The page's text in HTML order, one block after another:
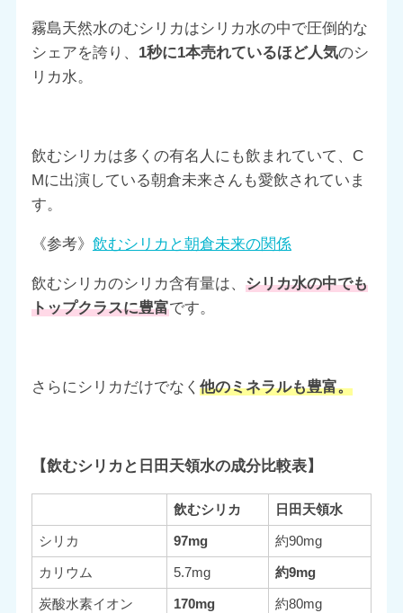
霧島天然水のむシリカはシリカ水の中で圧倒的な
シェアを誇り、 1秒に1本売れているほど人気のシ
リカ水。
飲むシリカは多くの有名人にも飲まれていて、C
Mに出演している朝倉未来さんも愛飲されていま
す。
《参考》 飲むシリカと朝倉未来の関係
飲むシリカのシリカ含有量は、 シリカ水の中でも
トップクラスに豊富です。
さらにシリカだけでなく 他のミネラルも豊富。
【飲むシリカと日田天領水の成分比較表】
飲むシリカ 日田天領水
シリカ 97mg 約90mg
カリウム 5.7mg 約9mg
炭酸水素イオン 170mg 約80mg